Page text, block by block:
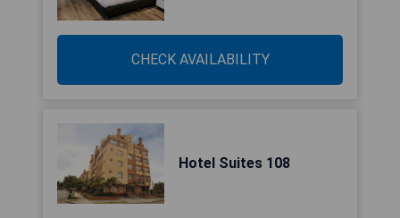
CHECK AVAILABILITY
Hotel Suites 108